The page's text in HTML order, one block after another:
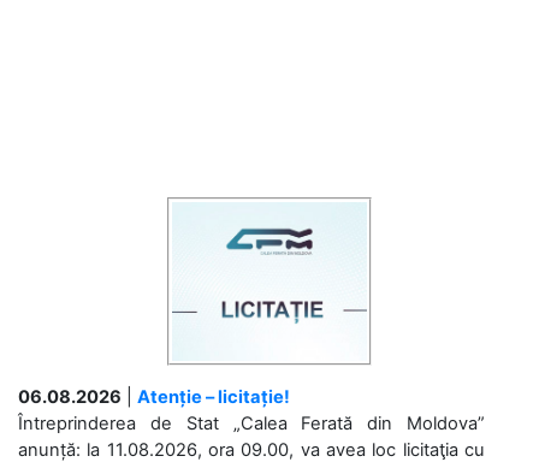
06.08.2026
Atenție – licitație!
Întreprinderea de Stat „Calea Ferată din Moldova”
anunță: la 11.08.2026, ora 09.00, va avea loc licitaţia cu